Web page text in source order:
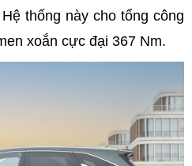
thống này cho tổng công
xoắn cực đại 367 Nm.